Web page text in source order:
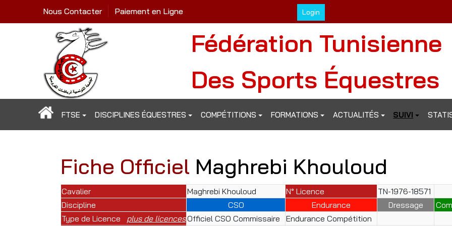
Login
Nous Contacter Paiement en Ligne
Fédération Tunisienne
Des Sports Équestres
FTSE DISCIPLINES ÉQUESTRES COMPÉTITIONS FORMATIONS ACTUALITÉS SUIVI
Fiche Officiel Maghrebi Khouloud
Cavalier Maghrebi Khouloud N° Licence
TN-1976-18571
Discipline
CSO Endurance Dressage
Type de Licence
plus de licencesOfficiel CSO Commissaire Endurance Compétition